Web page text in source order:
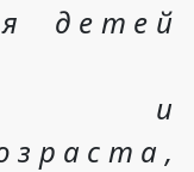
детей
и